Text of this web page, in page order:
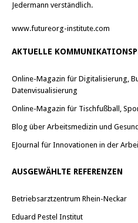
Jedermann verständlich.
www.futureorg-institute.com
AKTUELLE
Online-Magazin für Digitalisierung,
Datenvisualisierung
Online-Magazin für Tischfußball,
Blog über Arbeitsmedizin und
EJournal für Innovationen in der
AUSGEWÄHLTE REFERENZEN
Betriebsarztzentrum Rhein-Neckar
Eduard Pestel Institut